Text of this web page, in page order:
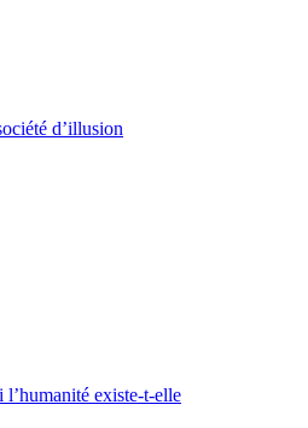
d’illusion
existe-t-elle